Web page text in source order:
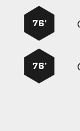
76’
76’